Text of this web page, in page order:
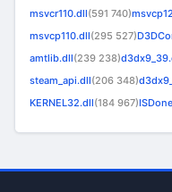
msvcr110.dll(591 740)
msvcp110.dll(295 527)
amtlib.dll(239 238)
steam_api.dll(206 348)
KERNEL32.dll(184 967)